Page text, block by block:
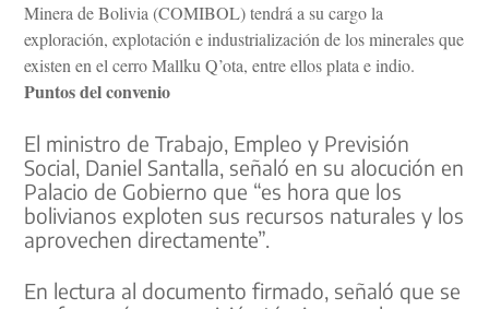
Minera de Bolivia (COMIBOL) tendrá a su cargo la
exploración, explotación e industrialización de los minerales que
existen en el cerro Mallku Q’ota, entre ellos plata e indio.
Puntos del convenio
El ministro de Trabajo, Empleo y Previsión
Social, Daniel Santalla, señaló en su alocución en
Palacio de Gobierno que “es hora que los
bolivianos exploten sus recursos naturales y los
aprovechen directamente”.
En lectura al documento firmado, señaló que se